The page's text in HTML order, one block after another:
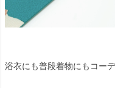
浴衣にも普段着物にもコー